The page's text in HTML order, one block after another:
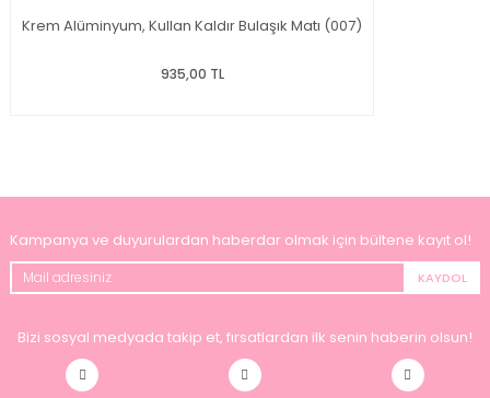
Krem Alüminyum, Kullan Kaldır Bulaşık Matı (007)
935,00 TL
Kampanya ve duyurulardan haberdar olmak için bültene kayıt ol!
KAYDOL
Bizi sosyal medyada takip et, fırsatlardan ilk senin haberin olsun!